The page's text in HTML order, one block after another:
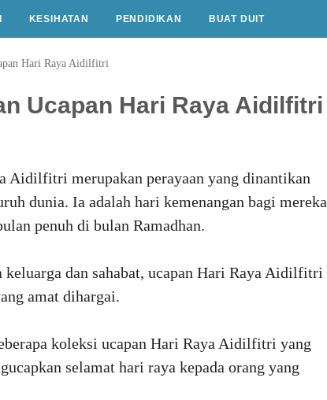
KESIHATAN PENDIDIKAN BUAT DUIT
Hari Raya Aidilfitri
Ucapan Hari Raya Aidilfitri
Aidilfitri merupakan perayaan yang dinantikan
dunia. Ia adalah hari kemenangan bagi mereka
penuh di bulan Ramadhan.
dan sahabat, ucapan Hari Raya Aidilfitri
amat dihargai.
koleksi ucapan Hari Raya Aidilfitri yang
selamat hari raya kepada orang yang